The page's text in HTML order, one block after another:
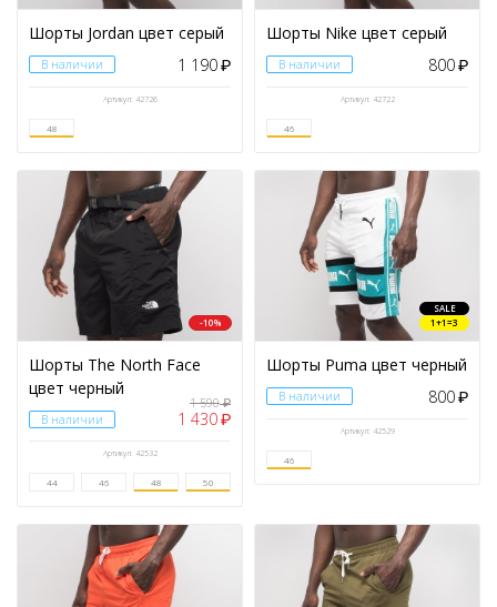
Шорты Jordan цвет серый
В наличии 1 190₽
Артикул: 42726
48
Шорты Nike цвет серый
В наличии 800₽
Артикул: 42722
46
-10%
Шорты The North Face
цвет черный
В наличии
1 590₽
1 430₽
Артикул: 42532
44 46 48 50
SALE
1+1=3
Шорты Puma цвет черный
В наличии 800₽
Артикул: 42529
46